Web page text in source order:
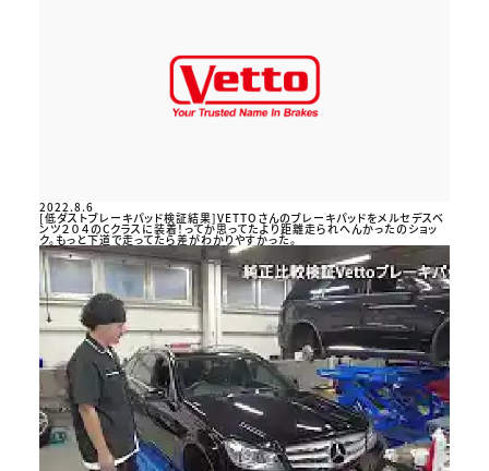
2022.8.6
[低ダストブレーキパッド検証結果]VETTOさんのブレーキパッドをメルセデスベ
ンツ２０４のCクラスに装着！ってか思ってたより距離走られへんかったのショッ
ク。もっと下道で走ってたら差がわかりやすかった。